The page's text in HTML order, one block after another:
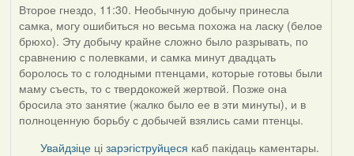
Второе гнездо, 11:30. Необычную добычу принесла
самка, могу ошибиться но весьма похожа на ласку (белое
брюхо). Эту добычу крайне сложно было разрывать, по
сравнению с полевками, и самка минут двадцать
боролось то с голодными птенцами, которые готовы были
маму съесть, то с твердокожей жертвой. Позже она
бросила это занятие (жалко было ее в эти минуты), и в
полноценную борьбу с добычей взялись сами птенцы.
Увайдзіце цізарэгіструйцеся каб пакідаць каментары.